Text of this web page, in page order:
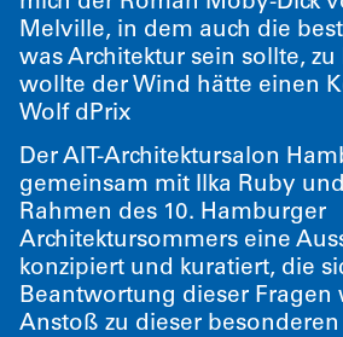
Melville, in dem auch die
was Architektur sein sollte, zu
wollte der Wind hätte einen
Wolf dPrix
Der AIT-Architektursalon
gemeinsam mit Ilka Ruby
Rahmen des 10. Hamburger
Architektursommers eine
konzipiert und kuratiert, die
Beantwortung dieser Fragen
Anstoß zu dieser